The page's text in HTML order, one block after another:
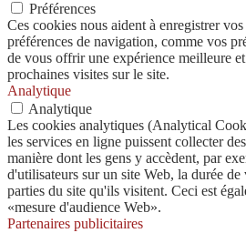
Préférences
Ces cookies nous aident à enregistrer
préférences de navigation, comme vos
de vous offrir une expérience meilleure
prochaines visites sur le site.
Analytique
Analytique
Les cookies analytiques (Analytical
les services en ligne puissent collecter
manière dont les gens y accèdent, par
d'utilisateurs sur un site Web, la durée de
parties du site qu'ils visitent. Ceci est
«mesure d'audience Web».
Partenaires publicitaires